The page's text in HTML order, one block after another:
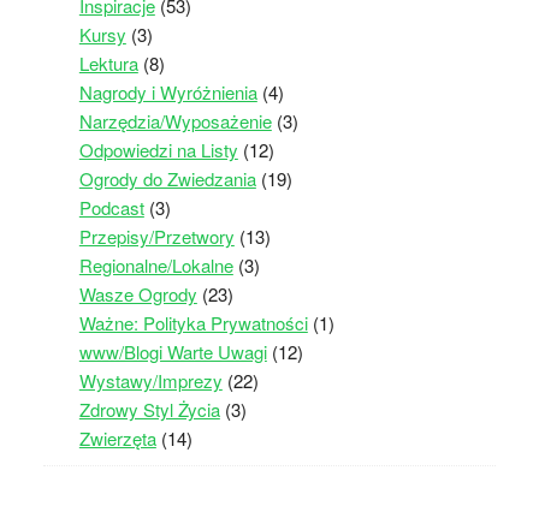
Kursy (3)
Lektura(8)
Nagrody i Wyróżnienia(4)
Narzędzia/Wyposażenie(3)
Odpowiedzi na Listy (12)
Ogrody do Zwiedzania(19)
Podcast(3)
Przepisy/Przetwory (13)
Regionalne/Lokalne(3)
Wasze Ogrody (23)
Ważne: Polityka Prywatności(1)
www/Blogi Warte Uwagi(12)
Wystawy/Imprezy (22)
Zdrowy Styl Życia(3)
Zwierzęta(14)